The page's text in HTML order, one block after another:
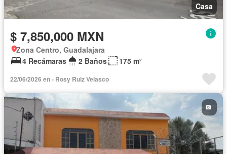
Casa
$ 7,850,000 MXN
Zona Centro, Guadalajara
4 Recámaras
2 Baños 175 m²
22/06/2026 en - Rosy Ruiz Velasco